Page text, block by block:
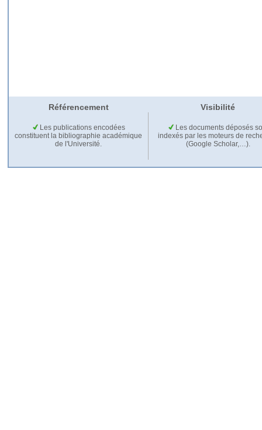
Référencement Visibilité
Les publications encodées
constituent la bibliographie académique
de l'Université.
Les documents déposés
indexés par les moteurs de
(Google Scholar,…).